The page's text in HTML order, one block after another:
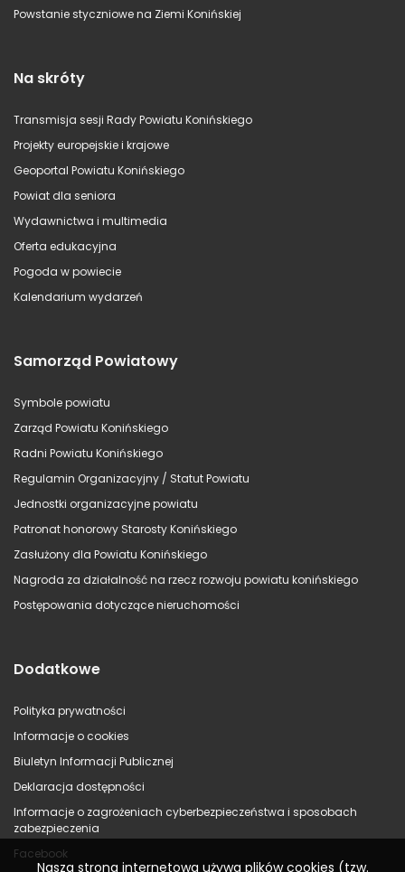
Powstanie styczniowe na Ziemi Konińskiej
Na skróty
Transmisja sesji Rady Powiatu Konińskiego
Projekty europejskie i krajowe
Geoportal Powiatu Konińskiego
Powiat dla seniora
Wydawnictwa i multimedia
Oferta edukacyjna
Pogoda w powiecie
Kalendarium wydarzeń
Samorząd Powiatowy
Symbole powiatu
Zarząd Powiatu Konińskiego
Radni Powiatu Konińskiego
Regulamin Organizacyjny / Statut Powiatu
Jednostki organizacyjne powiatu
Patronat honorowy Starosty Konińskiego
Zasłużony dla Powiatu Konińskiego
Nagroda za działalność na rzecz rozwoju powiatu konińskiego
Postępowania dotyczące nieruchomości
Dodatkowe
Polityka prywatności
Informacje o cookies
Biuletyn Informacji Publicznej
Deklaracja dostępności
Informacje o zagrożeniach cyberbezpieczeństwa i sposobach
zabezpieczenia
Facebook
Nasza strona internetowa używa plików cookies (tzw.